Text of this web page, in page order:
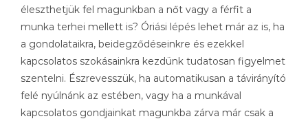
éleszthetjük fel magunkban a nőt vagy a férfit a
munka terhei mellett is? Óriási lépés lehet már az is, ha
a gondolataikra, beidegződéseinkre és ezekkel
kapcsolatos szokásainkra kezdünk tudatosan figyelmet
szentelni. Észrevesszük, ha automatikusan a távirányító
felé nyúlnánk az estében, vagy ha a munkával
kapcsolatos gondjainkat magunkba zárva már csak a